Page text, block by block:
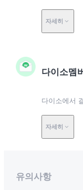
자세히
다이소멤
다이소에서
자세히
유의사항